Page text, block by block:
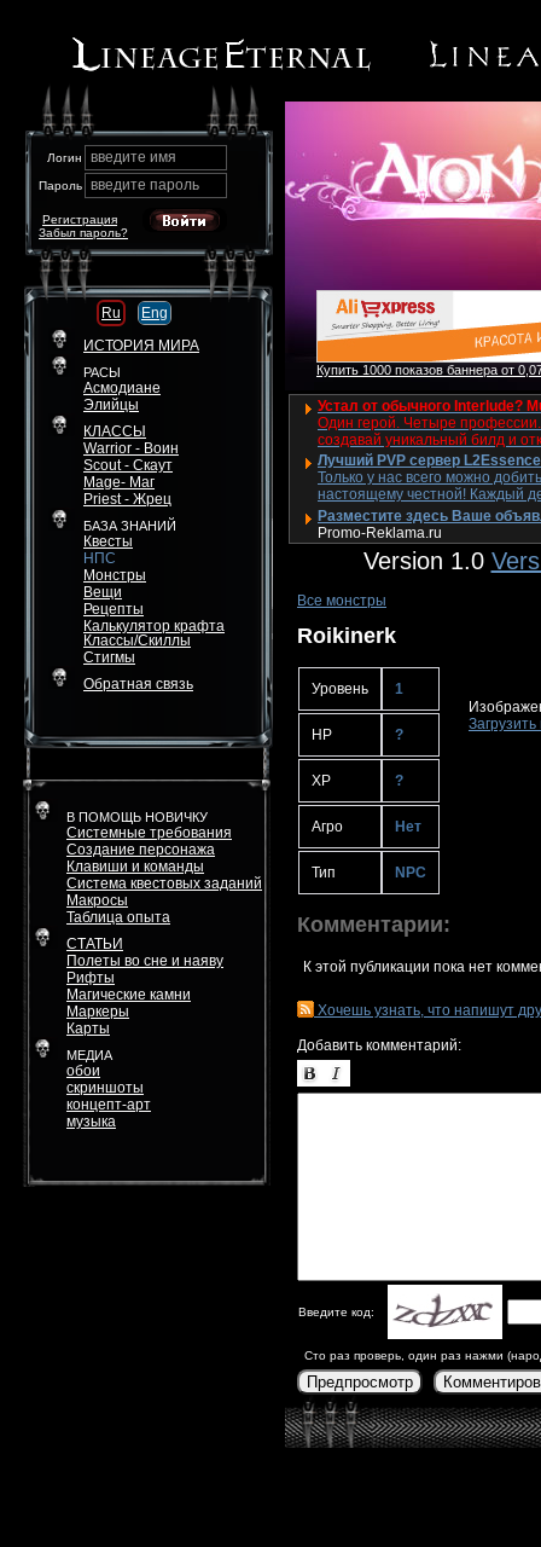
Логин введите имя
Пароль введите пароль
Забыл пароль?
Регистрация
Ru
Eng
ИСТОРИЯ МИРА
РАСЫ
Асмодиане
Элийцы
КЛАССЫ
Warrior - Воин
Scout - Скаут
Mage- Маг
Priest - Жрец
БАЗА ЗНАНИЙ
Квесты
НПС
Монстры
Вещи
Рецепты
Калькулятор крафта
Классы/Скиллы
Стигмы
Обратная связь
В ПОМОЩЬ НОВИЧКУ
Системные требования
Создание персонажа
Клавиши и команды
Система квестовых заданий
Макросы
Таблица опыта
СТАТЬИ
Полеты во сне и наяву
Рифты
Магические камни
Маркеры
Карты
МЕДИА
обои
скриншоты
концепт-арт
музыка
Купить 1000 показов баннера от
Устал от обычного Interlude?
Один герой. Четыре
создавай уникальный билд и
Лучший PVP сервер
Только у нас всего можно
настоящему честной! Каждый
Разместите здесь Ваше
Promo-Reklama.ru
Version 1.0
Все монстры
Roikinerk
Уровень 1
HP ?
XP ?
Агро Нет
Тип NPC
Комментарии:
К этой публикации пока нет
Хочешь узнать, что напишут
Добавить комментарий:
Введите код:
Сто раз проверь, один раз нажми
Предпросмотр